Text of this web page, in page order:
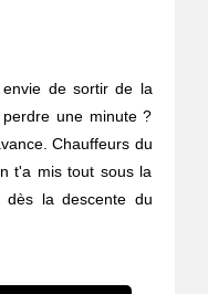
de sortir de la
une minute ?
Chauffeurs du
t'a mis tout sous la
dès la descente du